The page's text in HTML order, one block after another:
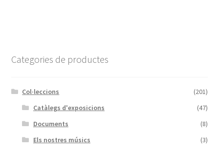
Categories de productes
Col·leccions
(201)
Catàlegs d'exposicions
(47)
Documents
(8)
Els nostres músics
(3)